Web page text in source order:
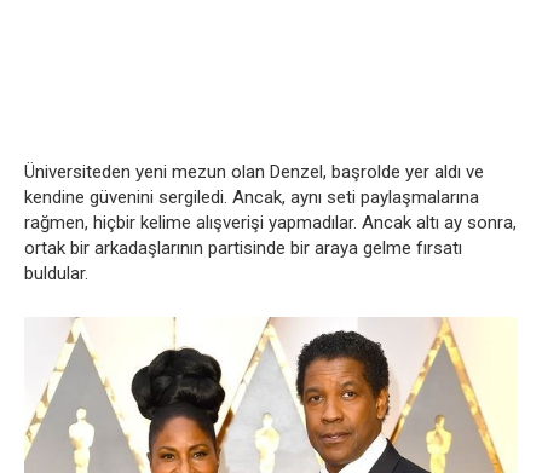
Üniversiteden yeni mezun olan Denzel, başrolde yer aldı ve
kendine güvenini sergiledi. Ancak, aynı seti paylaşmalarına
rağmen, hiçbir kelime alışverişi yapmadılar. Ancak altı ay sonra,
ortak bir arkadaşlarının partisinde bir araya gelme fırsatı
buldular.